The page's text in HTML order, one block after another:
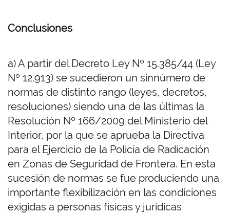
Conclusiones
a) A partir del Decreto Ley Nº 15.385/44 (Ley
Nº 12.913) se sucedieron un sinnúmero de
normas de distinto rango (leyes, decretos,
resoluciones) siendo una de las últimas la
Resolución Nº 166/2009 del Ministerio del
Interior, por la que se aprueba la Directiva
para el Ejercicio de la Policía de Radicación
en Zonas de Seguridad de Frontera. En esta
sucesión de normas se fue produciendo una
importante flexibilización en las condiciones
exigidas a personas físicas y jurídicas